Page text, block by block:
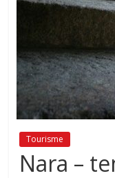
Tourisme
Nara –